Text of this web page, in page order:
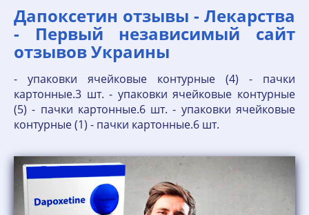
Дапоксетин отзывы - Лекарства
- Первый независимый сайт
отзывов Украины
- упаковки ячейковые контурные (4) - пачки
картонные.3 шт. - упаковки ячейковые контурные
(5) - пачки картонные.6 шт. - упаковки ячейковые
контурные (1) - пачки картонные.6 шт.